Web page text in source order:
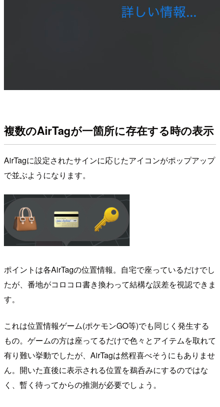
複数のAirTagが一箇所に存在する時の表示
AirTagに設定されたサインに応じたアイコンがポップアップ
で並ぶようになります。
ポイントは各AirTagの位置情報。自宅で座っているだけでし
たが、番地がコロコロ書き換わって結構な誤差を視認できま
す。
これは位置情報ゲーム(ポケモンGO等)でも同じく発生する
もの。ゲームの方は座ってるだけで色々とアイテムを取れて
有り難い挙動でしたが、AirTagは然程喜べそうにもありませ
ん。開いた直後に表示される位置を鵜呑みにするのではな
く、暫く待ってからの推測が必要でしょう。